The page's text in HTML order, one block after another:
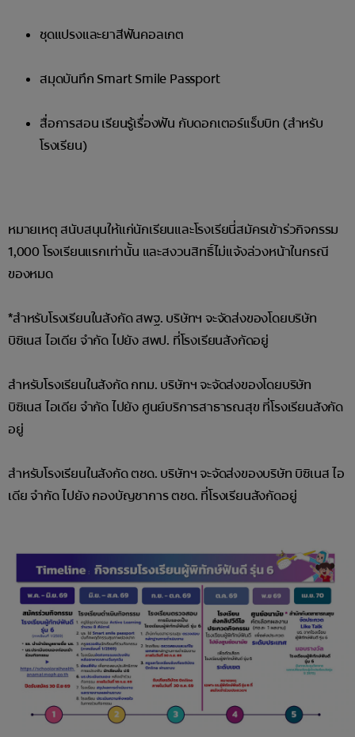
ชุดแปรงและยาสีฟันคอลเกต
สมุดบันทึก Smart Smile Passport
สื่อการสอน เรียนรู้เรื่องฟัน กับดอกเตอร์แร็บบิท (สำหรับ
โรงเรียน)
หมายเหตุ สนับสนุนให้แก่นักเรียนและโรงเรียนี่สมัครเข้าร่วกิจกรรม
1,000 โรงเรียนแรกเท่านั้น และสงวนสิทธิ์ไม่แจ้งล่วงหน้าในกรณี
ของหมด
*สำหรับโรงเรียนในสังกัด สพฐ. บริษัทฯ จะจัดส่งของโดยบริษัท
บิซิเนส ไอเดีย จำกัด ไปยัง สพป. ที่โรงเรียนสังกัดอยู่
สำหรับโรงเรียนในสังกัด กทม. บริษัทฯ จะจัดส่งของโดยบริษัท
บิซิเนส ไอเดีย จำกัด ไปยัง ศูนย์บริการสาธารณสุข ที่โรงเรียนสังกัด
อยู่
สำหรับโรงเรียนในสังกัด ตชด. บริษัทฯ จะจัดส่งของบริษัท บิซิเนส ไอ
เดีย จำกัด ไปยัง กองบัญชาการ ตชด. ที่โรงเรียนสังกัดอยู่